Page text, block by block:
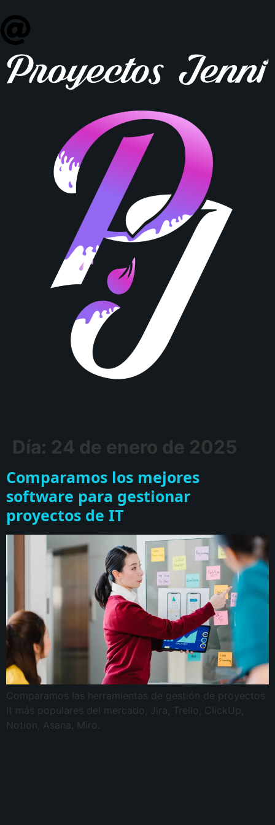
Día: 24 de enero de 2025
Comparamos los mejores
software para gestionar
proyectos de IT
Comparamos las herramientas de gestión de proyectos
It más populares del mercado, Jira, Trello, ClickUp,
Notion, Asana, Miro.